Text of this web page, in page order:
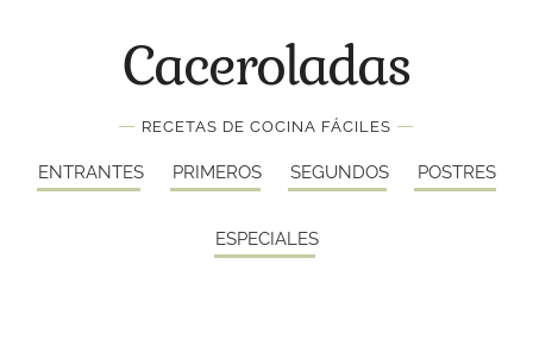
Caceroladas
— RECETAS DE COCINA FÁCILES —
ENTRANTES PRIMEROS SEGUNDOS POSTRES
ESPECIALES